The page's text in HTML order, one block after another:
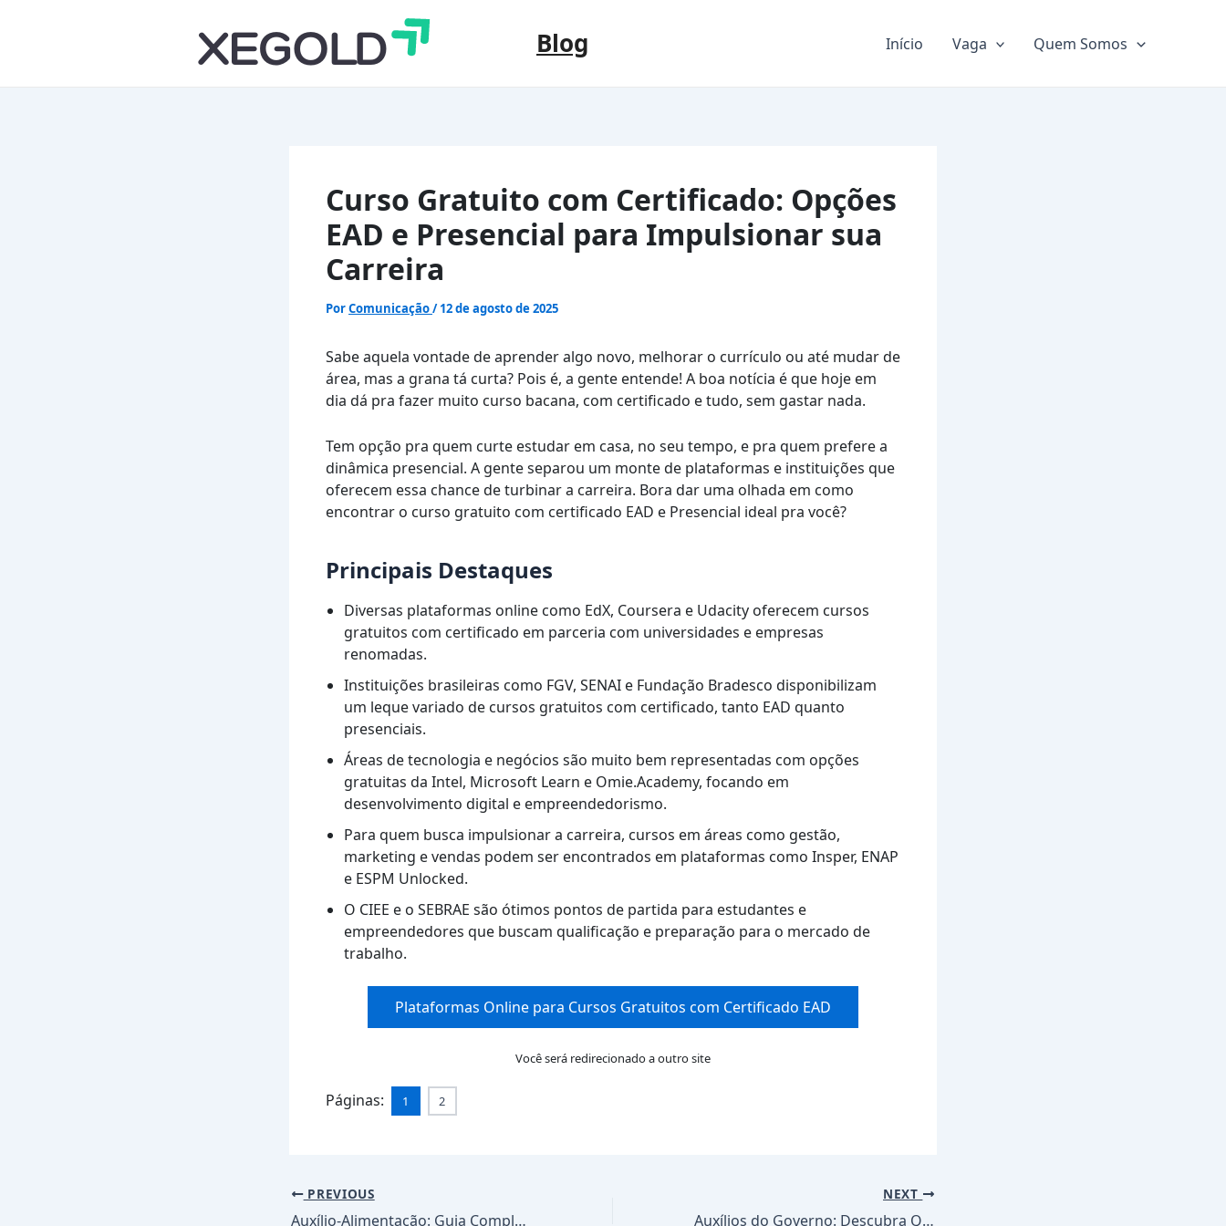
Blog Início Vaga Quem Somos
Curso Gratuito com Certificado: Opções
EAD e Presencial para Impulsionar sua
Carreira
PorComunicação/12 de agosto de 2025
Sabe aquela vontade de aprender algo novo, melhorar o currículo ou até mudar de
área, mas a grana tá curta? Pois é, a gente entende! A boa notícia é que hoje em
dia dá pra fazer muito curso bacana, com certificado e tudo, sem gastar nada.
Tem opção pra quem curte estudar em casa, no seu tempo, e pra quem prefere a
dinâmica presencial. A gente separou um monte de plataformas e instituições que
oferecem essa chance de turbinar a carreira. Bora dar uma olhada em como
encontrar o curso gratuito com certificado EAD e Presencial ideal pra você?
Principais Destaques
Diversas plataformas online como EdX, Coursera e Udacity oferecem cursos
gratuitos com certificado em parceria com universidades e empresas
renomadas.
Instituições brasileiras como FGV, SENAI e Fundação Bradesco disponibilizam
um leque variado de cursos gratuitos com certificado, tanto EAD quanto
presenciais.
Áreas de tecnologia e negócios são muito bem representadas com opções
gratuitas da Intel, Microsoft Learn e Omie.Academy, focando em
desenvolvimento digital e empreendedorismo.
Para quem busca impulsionar a carreira, cursos em áreas como gestão,
marketing e vendas podem ser encontrados em plataformas como Insper, ENAP
e ESPM Unlocked.
O CIEE e o SEBRAE são ótimos pontos de partida para estudantes e
empreendedores que buscam qualificação e preparação para o mercado de
trabalho.
Plataformas Online para Cursos Gratuitos com Certificado EAD
Você será redirecionado a outro site
Páginas: 1 2
Post
navigation
PREVIOUS
Auxílio-Alimentação: Guia Completo e as Últimas Alterações na Lei em 2025
NEXT
Auxílios do Governo: Descubra Quem Tem Direito e Como Consultar Seu Benefício em 2025